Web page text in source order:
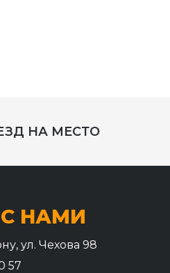
НА МЕСТО
С НАМИ
ул. Чехова 98
57